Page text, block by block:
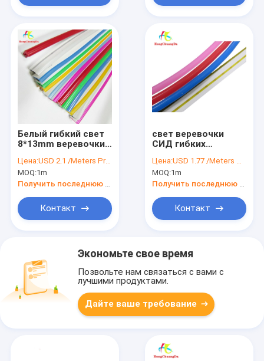
Белый гибкий свет
8*13mm веревочки
для
рождественской
вечеринки
домашней
Цена:USD 2.1 /Meters Price negotiable
MOQ:1m
Получить последнюю цену
Контакт
свет веревочки
СИД гибких
силикона СИД 10W
неоновых неоновый
водоустойчивый
Цена:USD 1.77 /Meters Price negotiable
MOQ:1m
Получить последнюю цену
Контакт
Экономьте свое время
Позвольте нам связаться с вами с
лучшими продуктами.
Дайте ваше требование